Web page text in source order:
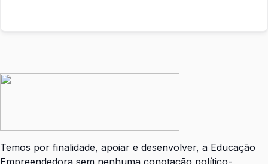
Temos por finalidade, apoiar e desenvolver, a Educação